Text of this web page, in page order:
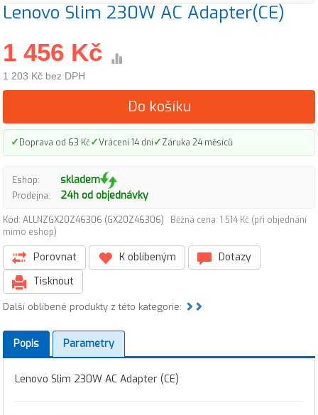
Lenovo Slim 230W AC Adapter(CE)
1 456 Kč
1 203 Kč bez DPH
Do košíku
✓Doprava od 63 Kč✓Vrácení 14 dní✓Záruka 24 měsíců
Eshop: skladem
Prodejna: 24h od objednávky
Kód: ALLNZGX20Z46306 (GX20Z46306)
Běžná cena: 1 514 Kč (při objednání
mimo eshop)
Porovnat K oblíbeným
Dotazy
Tisknout
Další oblíbené produkty z této kategorie:
Popis Parametry
Lenovo Slim 230W AC Adapter (CE)